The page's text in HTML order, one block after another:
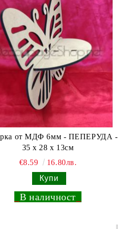
от МДФ 6мм - ПЕПЕРУДА -
35 х 28 х 13см
€8.59
16.80лв.
В наличност